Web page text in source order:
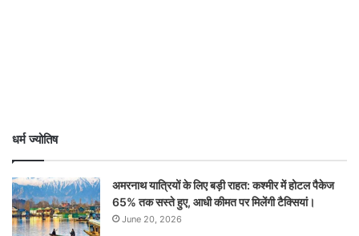
धर्म ज्योतिष
अमरनाथ यात्रियों के लिए बड़ी राहत: कश्मीर में होटल पैकेज
65% तक सस्ते हुए, आधी कीमत पर मिलेंगी टैक्सियां।
June 20, 2026